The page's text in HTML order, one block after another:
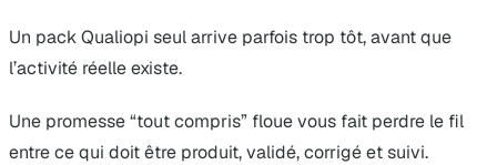
Un pack Qualiopi seul arrive parfois trop tôt, avant que
l’activité réelle existe.
Une promesse “tout compris” floue vous fait perdre le fil
entre ce qui doit être produit, validé, corrigé et suivi.